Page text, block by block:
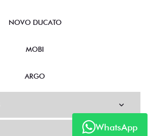
WhatsApp
NOVO DUCATO
MOBI
ARGO